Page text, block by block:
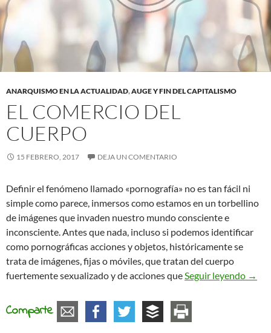
ANARQUISMO EN LA ACTUALIDAD,AUGE Y FIN DEL CAPITALISMO
EL COMERCIO DEL
CUERPO
15 FEBRERO, 2017 DEJA UN COMENTARIO
Definir el fenómeno llamado «pornografía» no es tan fácil ni
simple como parece, inmersos como estamos en un torbellino
de imágenes que invaden nuestro mundo consciente e
inconsciente. Antes que nada, incluso si podemos identificar
como pornográficas acciones y objetos, históricamente se
trata de imágenes, fijas o móviles, que tratan del cuerpo
fuertemente sexualizado y de acciones queSeguir leyendo El
→
Comparte